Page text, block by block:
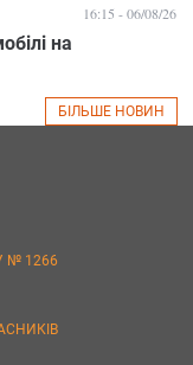
на
16:15 - 06/08/26
БІЛЬШЕ НОВИН
№ 1266